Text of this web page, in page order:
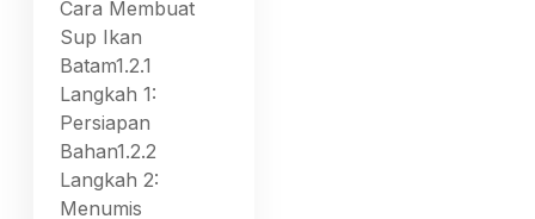
Cara Membuat
Sup Ikan
Batam1.2.1
Langkah 1:
Persiapan
Bahan1.2.2
Langkah 2:
Menumis